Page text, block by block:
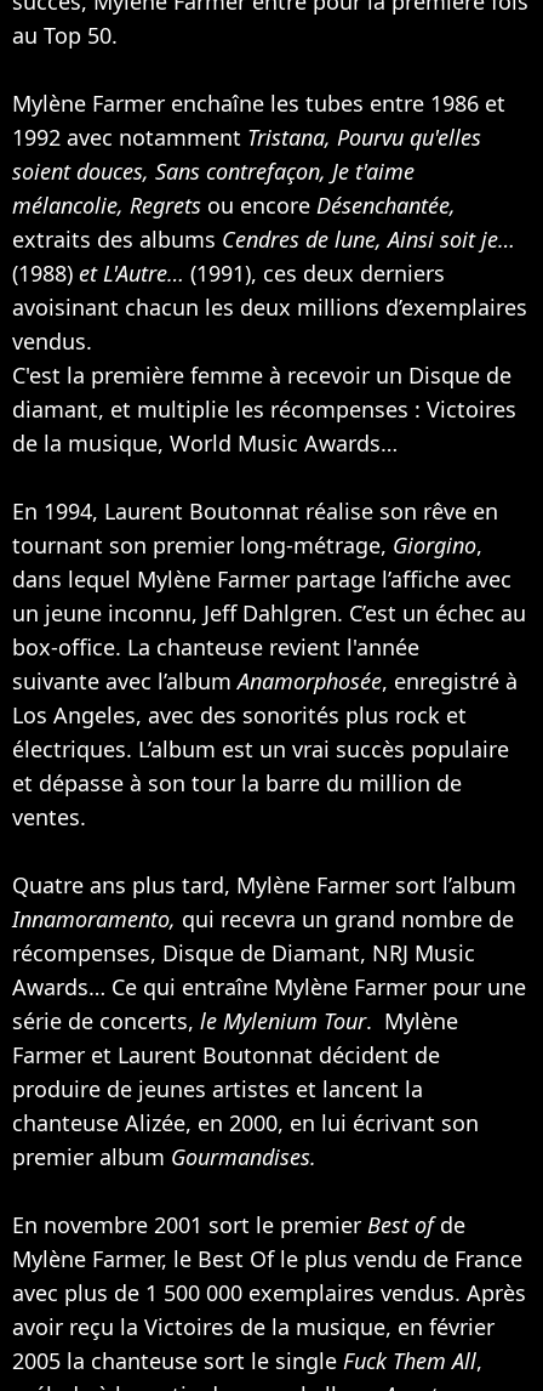
au Top 50.
Mylène Farmer enchaîne les tubes entre 1986 et
1992 avec notamment Tristana, Pourvu qu'elles
soient douces, Sans contrefaçon, Je t'aime
mélancolie, Regrets ou encore Désenchantée,
extraits des albums Cendres de lune, Ainsi soit je…
(1988) et L'Autre… (1991), ces deux derniers
avoisinant chacun les deux millions d’exemplaires
vendus.
C'est la première femme à recevoir un Disque de
diamant, et multiplie les récompenses : Victoires
de la musique, World Music Awards…
En 1994, Laurent Boutonnat réalise son rêve en
tournant son premier long-métrage, Giorgino,
dans lequel Mylène Farmer partage l’affiche avec
un jeune inconnu, Jeff Dahlgren. C’est un échec au
box-office. La chanteuse revient l'année
suivante avec l’albumAnamorphosée, enregistré à
Los Angeles, avec des sonorités plus rock et
électriques. L’album est un vrai succès populaire
et dépasse à son tour la barre du million de
ventes.
Quatre ans plus tard, Mylène Farmer sort l’album
Innamoramento, qui recevra un grand nombre de
récompenses, Disque de Diamant, NRJ Music
Awards… Ce qui entraîne Mylène Farmer pour une
série de concerts, le Mylenium Tour. Mylène
Farmer et Laurent Boutonnat décident de
produire de jeunes artistes et lancent la
chanteuse Alizée, en 2000, en lui écrivant son
premier album Gourmandises.
En novembre 2001 sort le premier Best ofde
Mylène Farmer, le Best Of le plus vendu de France
avec plus de 1 500 000 exemplaires vendus. Après
avoir reçu la Victoires de la musique, en février
2005 la chanteuse sort le single Fuck Them All,